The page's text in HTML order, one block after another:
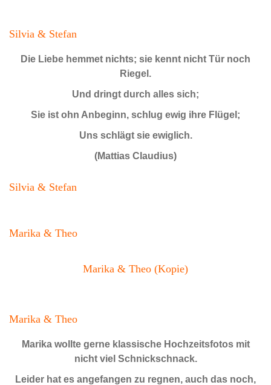
Silvia & Stefan
Die Liebe hemmet nichts; sie kennt nicht Tür noch
Riegel.
Und dringt durch alles sich;
Sie ist ohn Anbeginn, schlug ewig ihre Flügel;
Uns schlägt sie ewiglich.
(Mattias Claudius)
Silvia & Stefan
Marika & Theo
Marika & Theo (Kopie)
Marika & Theo
Marika wollte gerne klassische Hochzeitsfotos mit
nicht viel Schnickschnack.
Leider hat es angefangen zu regnen, auch das noch,